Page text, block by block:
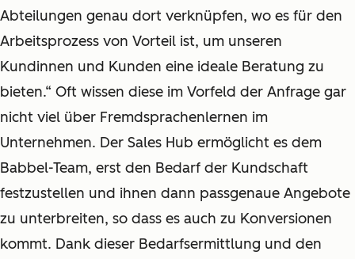
Abteilungen genau dort verknüpfen, wo es für den
Arbeitsprozess von Vorteil ist, um unseren
Kundinnen und Kunden eine ideale Beratung zu
bieten.“ Oft wissen diese im Vorfeld der Anfrage gar
nicht viel über Fremdsprachenlernen im
Unternehmen. Der Sales Hub ermöglicht es dem
Babbel-Team, erst den Bedarf der Kundschaft
festzustellen und ihnen dann passgenaue Angebote
zu unterbreiten, so dass es auch zu Konversionen
kommt. Dank dieser Bedarfsermittlung und den